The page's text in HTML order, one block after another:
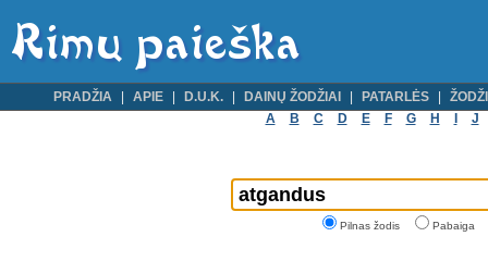
PRADŽIA APIE D.U.K. DAINŲ ŽODŽIAI PATARLĖS
A
B C D E F G H J
Pilnas žodis Pabaiga